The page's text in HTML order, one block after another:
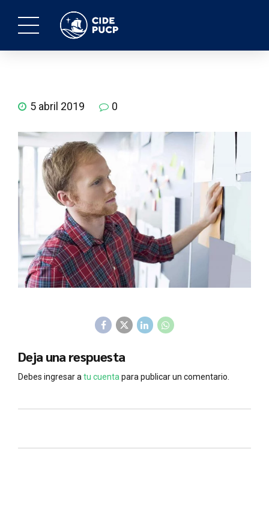
5 abril 2019 0
Deja una respuesta
Debes ingresar atu cuentapara publicar un comentario.